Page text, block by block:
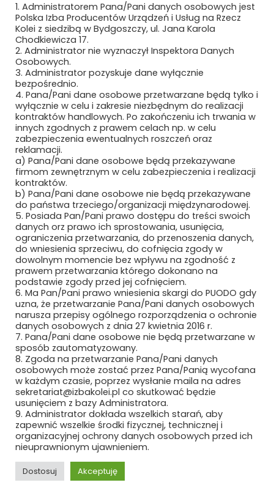
METEOR EWA WIECZOREK
MIAMI TOMASZ ZAWADZKI SP. Z O.O.
MIDURA GROUP SP. Z O.O.
MIĘDZYNARODOWE TARGI POZNAŃSKIE
SP. Z O.O.
MIKRONIKA SP. Z O.O.
MILLENNIUM LEASING SP. Z O.O.
MK SEATS SP. Z O.O.
MMR GROUP SP. Z O.O
MMT IDEA SP. Z O.O. SP. K.
MODERTRANS POZNAŃ SP. Z O.O.
MOJ S.A.
MOJ S.A. KUŹNIA OSOWIEC
MOTIVIZER SP. Z O.O.
MOTO SOLID PLUS SP. Z O.O.
MT-PROJEKT SP. Z O.O.
MTB TRZEBIŃSCY SP.K.
MY-SOFT SP. Z O.O.
NASYCALNIA PODKŁADÓW S.A. W
KOŹMINIE WIELKOPOLSKIM
1. Administratorem Pana/Pani danych osobowych jest
Polska Izba Producentów Urządzeń i Usług na Rzecz
Kolei z siedzibą w Bydgoszczy, ul. Jana Karola
Chodkiewicza 17.
2. Administrator nie wyznaczył Inspektora Danych
Osobowych.
3. Administrator pozyskuje dane wyłącznie
bezpośrednio.
4. Pana/Pani dane osobowe przetwarzane będą tylko i
wyłącznie w celu i zakresie niezbędnym do realizacji
kontraktów handlowych. Po zakończeniu ich trwania w
innych zgodnych z prawem celach np. w celu
zabezpieczenia ewentualnych roszczeń oraz
reklamacji.
a) Pana/Pani dane osobowe będą przekazywane
firmom zewnętrznym w celu zabezpieczenia i realizacji
kontraktów.
b) Pana/Pani dane osobowe nie będą przekazywane
do państwa trzeciego/organizacji międzynarodowej.
5. Posiada Pan/Pani prawo dostępu do treści swoich
danych orz prawo ich sprostowania, usunięcia,
ograniczenia przetwarzania, do przenoszenia danych,
do wniesienia sprzeciwu, do cofnięcia zgody w
dowolnym momencie bez wpływu na zgodność z
prawem przetwarzania którego dokonano na
podstawie zgody przed jej cofnięciem.
6. Ma Pan/Pani prawo wniesienia skargi do PUODO gdy
uzna, że przetwarzanie Pana/Pani danych osobowych
narusza przepisy ogólnego rozporządzenia o ochronie
danych osobowych z dnia 27 kwietnia 2016 r.
7. Pana/Pani dane osobowe nie będą przetwarzane w
sposób zautomatyzowany.
8. Zgoda na przetwarzanie Pana/Pani danych
osobowych może zostać przez Pana/Panią wycofana
w każdym czasie, poprzez wysłanie maila na adres
sekretariat@izbakolei.pl co skutkować będzie
usunięciem z bazy Administratora.
9. Administrator dokłada wszelkich starań, aby
zapewnić wszelkie środki fizycznej, technicznej i
organizacyjnej ochrony danych osobowych przed ich
nieuprawnionym ujawnieniem.
Dostosuj Akceptuję